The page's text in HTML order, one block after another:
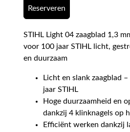
Reserveren
STIHL Light 04 zaagblad 1,3
voor 100 jaar STIHL licht,
en duurzaam
Licht en slank zaagblad
jaar STIHL
Hoge duurzaamheid en
dankzij 4 klinknagels op
Efficiënt werken dankzij